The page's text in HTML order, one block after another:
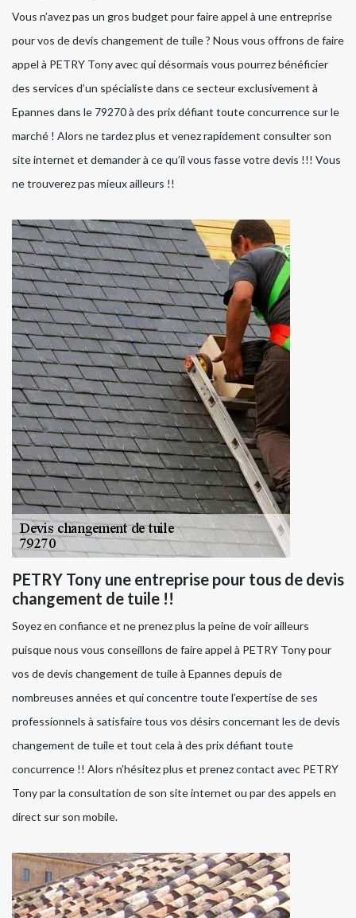
Vous n’avez pas un gros budget pour faire appel à une entreprise
pour vos de devis changement de tuile ? Nous vous offrons de faire
appel à PETRY Tony avec qui désormais vous pourrez bénéficier
des services d’un spécialiste dans ce secteur exclusivement à
Epannes dans le 79270 à des prix défiant toute concurrence sur le
marché ! Alors ne tardez plus et venez rapidement consulter son
site internet et demander à ce qu’il vous fasse votre devis !!! Vous
ne trouverez pas mieux ailleurs !!
PETRY Tony une entreprise pour tous de devis
changement de tuile !!
Soyez en confiance et ne prenez plus la peine de voir ailleurs
puisque nous vous conseillons de faire appel à PETRY Tony pour
vos de devis changement de tuile à Epannes depuis de
nombreuses années et qui concentre toute l’expertise de ses
professionnels à satisfaire tous vos désirs concernant les de devis
changement de tuile et tout cela à des prix défiant toute
concurrence !! Alors n’hésitez plus et prenez contact avec PETRY
Tony par la consultation de son site internet ou par des appels en
direct sur son mobile.